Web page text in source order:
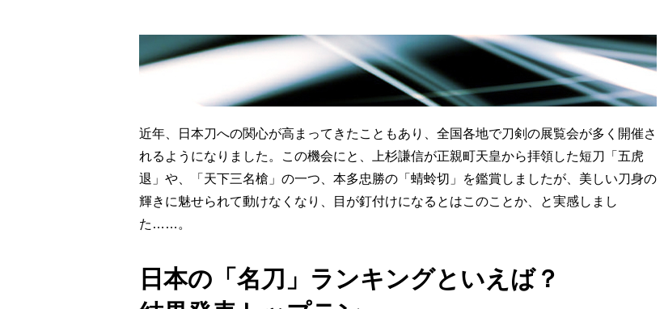
近年、日本刀への関心が高まってきたこともあり、全国各地で刀剣の展覧会が多く開催さ
れるようになりました。この機会にと、上杉謙信が正親町天皇から拝領した短刀「五虎
退」や、「天下三名槍」の一つ、本多忠勝の「蜻蛉切」を鑑賞しましたが、美しい刀身の
輝きに魅せられて動けなくなり、目が釘付けになるとはこのことか、と実感しまし
た……。
日本の「名刀」ランキングといえば？